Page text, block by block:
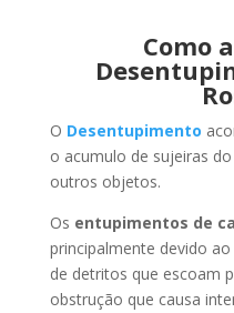
Como
O Desentupimento
o acumulo de sujeiras
outros objetos.
Os entupimentos de
principalmente devido
de detritos que escoam
obstrução que causa